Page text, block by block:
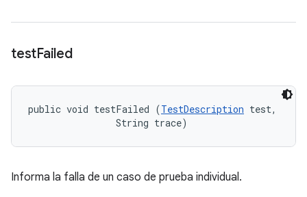
testFailed
public void testFailed (TestDescription test,
                String trace)
Informa la falla de un caso de prueba individual.